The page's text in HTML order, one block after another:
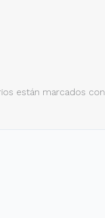
están marcados con